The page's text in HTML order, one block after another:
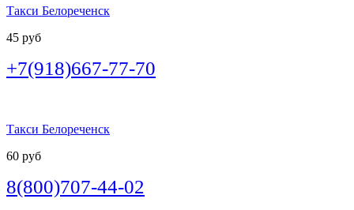
Такси Белореченск
45 руб
+7(918)667-77-70
Такси Белореченск
60 руб
8(800)707-44-02